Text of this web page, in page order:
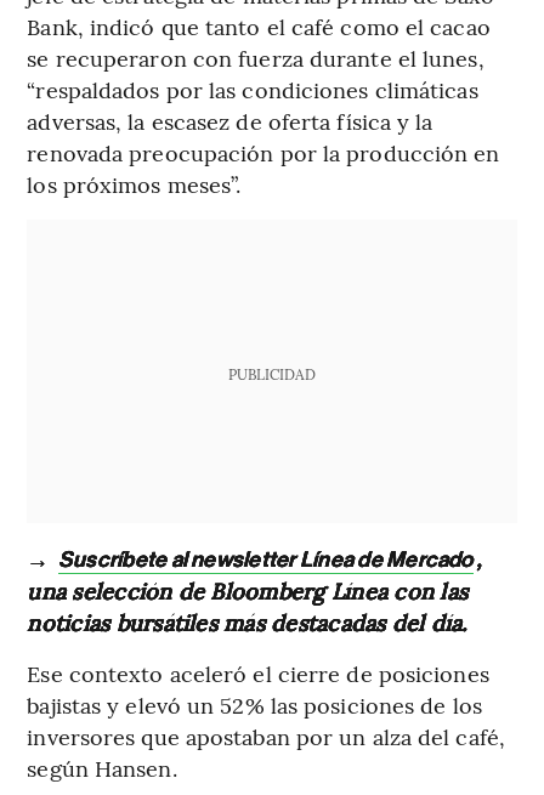
Bank, indicó que tanto el café como el cacao
se recuperaron con fuerza durante el lunes,
“respaldados por las condiciones climáticas
adversas, la escasez de oferta física y la
renovada preocupación por la producción en
los próximos meses”.
PUBLICIDAD
→ Suscríbete al newsletter Línea de Mercado,
una selección de Bloomberg Línea con las
noticias bursátiles más destacadas del día.
Ese contexto aceleró el cierre de posiciones
bajistas y elevó un 52% las posiciones de los
inversores que apostaban por un alza del café,
según Hansen.